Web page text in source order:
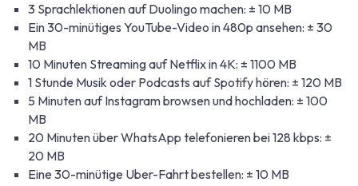
3 Sprachlektionen auf Duolingo machen: ± 10 MB
Ein 30-minütiges YouTube-Video in 480p ansehen: ± 30
MB
10 Minuten Streaming auf Netflix in 4K: ± 1100 MB
1 Stunde Musik oder Podcasts auf Spotify hören: ± 120 MB
5 Minuten auf Instagram browsen und hochladen: ± 100
MB
20 Minuten über WhatsApp telefonieren bei 128 kbps: ±
20 MB
Eine 30-minütige Uber-Fahrt bestellen: ± 10 MB